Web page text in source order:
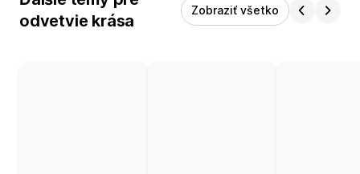
odvetvie krása
Zobraziť všetko